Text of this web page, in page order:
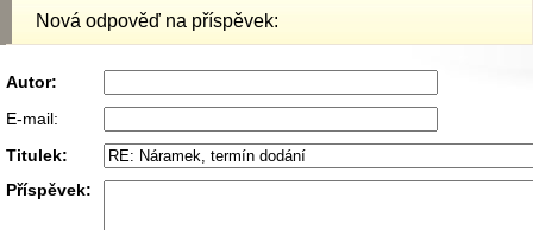
Nová odpověď na příspěvek:
Autor:
E-mail:
Titulek:
Příspěvek: